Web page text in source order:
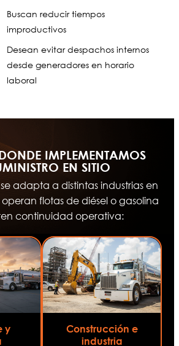
Buscan reducir tiempos
improductivos
Desean evitar despachos internos
desde generadores en horario
laboral
IMPLEMENTAMOS
EN SITIO
adapta a distintas industrias en
flotas de diésel o gasolina
continuidad operativa:
y
Construcción e
industria